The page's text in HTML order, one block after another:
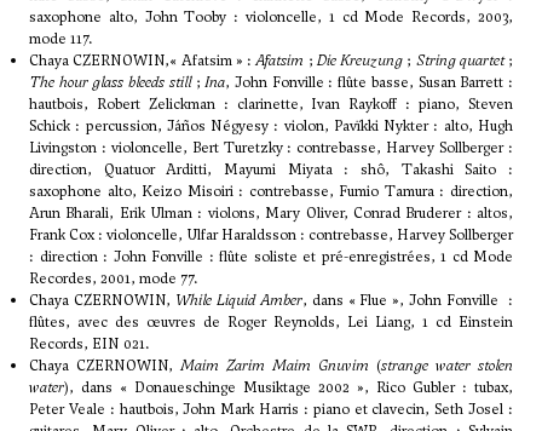
saxophone alto, John Tooby : violoncelle, 1 cd Mode Records, 2003,
mode 117.
Chaya CZERNOWIN,« Afatsim » :Afatsim ; Die Kreuzung ; String quartet;
The hour glass bleeds still;Ina, John Fonville : flûte basse, Susan Barrett :
hautbois, Robert Zelickman : clarinette, Ivan Raykoff : piano, Steven
Schick : percussion, Jáños Négyesy : violon, Pavïkki Nykter : alto, Hugh
Livingston : violoncelle, Bert Turetzky : contrebasse, Harvey Sollberger :
direction, Quatuor Arditti, Mayumi Miyata : shô, Takashi Saito :
saxophone alto, Keizo Misoiri : contrebasse, Fumio Tamura : direction,
Arun Bharali, Erik Ulman : violons, Mary Oliver, Conrad Bruderer : altos,
Frank Cox : violoncelle, Ulfar Haraldsson : contrebasse, Harvey Sollberger
: direction : John Fonville : flûte soliste et pré-enregistrées, 1 cd Mode
Recordes, 2001, mode 77.
Chaya CZERNOWIN, While Liquid Amber, dans « Flue », John Fonville :
flûtes, avec des œuvres de Roger Reynolds, Lei Liang, 1 cd Einstein
Records, EIN 021.
Chaya CZERNOWIN, Maim Zarim Maim Gnuvim (strange water stolen
water), dans « Donaueschinge Musiktage 2002 », Rico Gubler : tubax,
Peter Veale : hautbois, John Mark Harris : piano et clavecin, Seth Josel :